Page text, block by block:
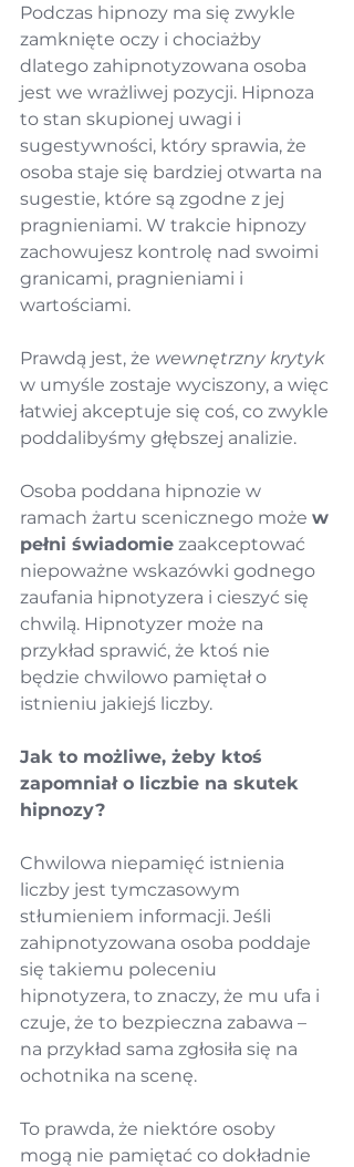
Podczas hipnozy ma się zwykle
zamknięte oczy i chociażby
dlatego zahipnotyzowana osoba
jest we wrażliwej pozycji. Hipnoza
to stan skupionej uwagi i
sugestywności, który sprawia, że
osoba staje się bardziej otwarta na
sugestie, które są zgodne z jej
pragnieniami. W trakcie hipnozy
zachowujesz kontrolę nad swoimi
granicami, pragnieniami i
wartościami.
Prawdą jest, że wewnętrzny krytyk
w umyśle zostaje wyciszony, a więc
łatwiej akceptuje się coś, co zwykle
poddalibyśmy głębszej analizie.
Osoba poddana hipnozie w
ramach żartu scenicznego może w
pełni świadomie zaakceptować
niepoważne wskazówki godnego
zaufania hipnotyzera i cieszyć się
chwilą. Hipnotyzer może na
przykład sprawić, że ktoś nie
będzie chwilowo pamiętał o
istnieniu jakiejś liczby.
Jak to możliwe, żeby ktoś
zapomniał o liczbie na skutek
hipnozy?
Chwilowa niepamięć istnienia
liczby jest tymczasowym
stłumieniem informacji. Jeśli
zahipnotyzowana osoba poddaje
się takiemu poleceniu
hipnotyzera, to znaczy, że mu ufa i
czuje, że to bezpieczna zabawa –
na przykład sama zgłosiła się na
ochotnika na scenę.
To prawda, że niektóre osoby
mogą nie pamiętać co dokładnie